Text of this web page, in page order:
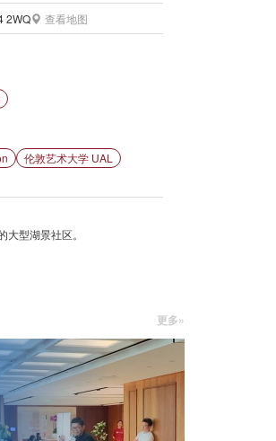
2WQ 查看地图
伦敦艺术大学 UAL
型湖景社区。
更多»